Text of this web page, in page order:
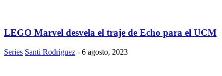
LEGO Marvel desvela el traje de Echo para el UCM
Series Santi Rodríguez - 6 agosto, 2023